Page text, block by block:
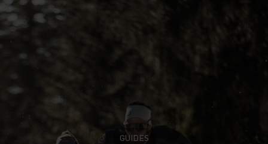
GUIDES